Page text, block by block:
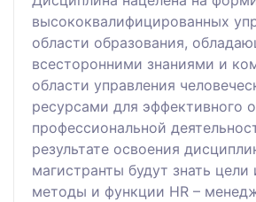
высококвалифицированных
области образования,
всесторонними знаниями и
области управления
ресурсами для эффективного
профессиональной
результате освоения
магистранты будут знать цели
методы и функции HR –